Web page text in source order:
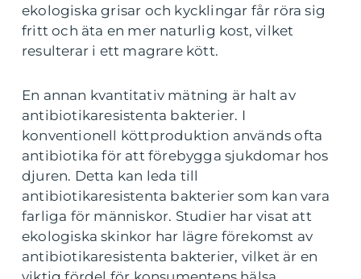
ekologiska grisar och kycklingar får röra sig
fritt och äta en mer naturlig kost, vilket
resulterar i ett magrare kött.
En annan kvantitativ mätning är halt av
antibiotikaresistenta bakterier. I
konventionell köttproduktion används ofta
antibiotika för att förebygga sjukdomar hos
djuren. Detta kan leda till
antibiotikaresistenta bakterier som kan vara
farliga för människor. Studier har visat att
ekologiska skinkor har lägre förekomst av
antibiotikaresistenta bakterier, vilket är en